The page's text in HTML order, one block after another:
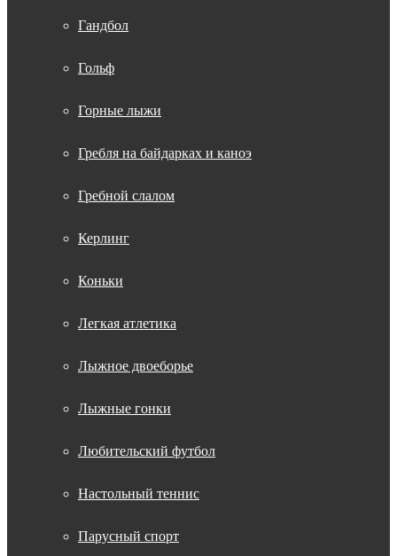
Гандбол
Гольф
Горные лыжи
Гребля на байдарках и каноэ
Гребной слалом
Керлинг
Коньки
Легкая атлетика
Лыжное двоеборье
Лыжные гонки
Любительский футбол
Настольный теннис
Парусный спорт